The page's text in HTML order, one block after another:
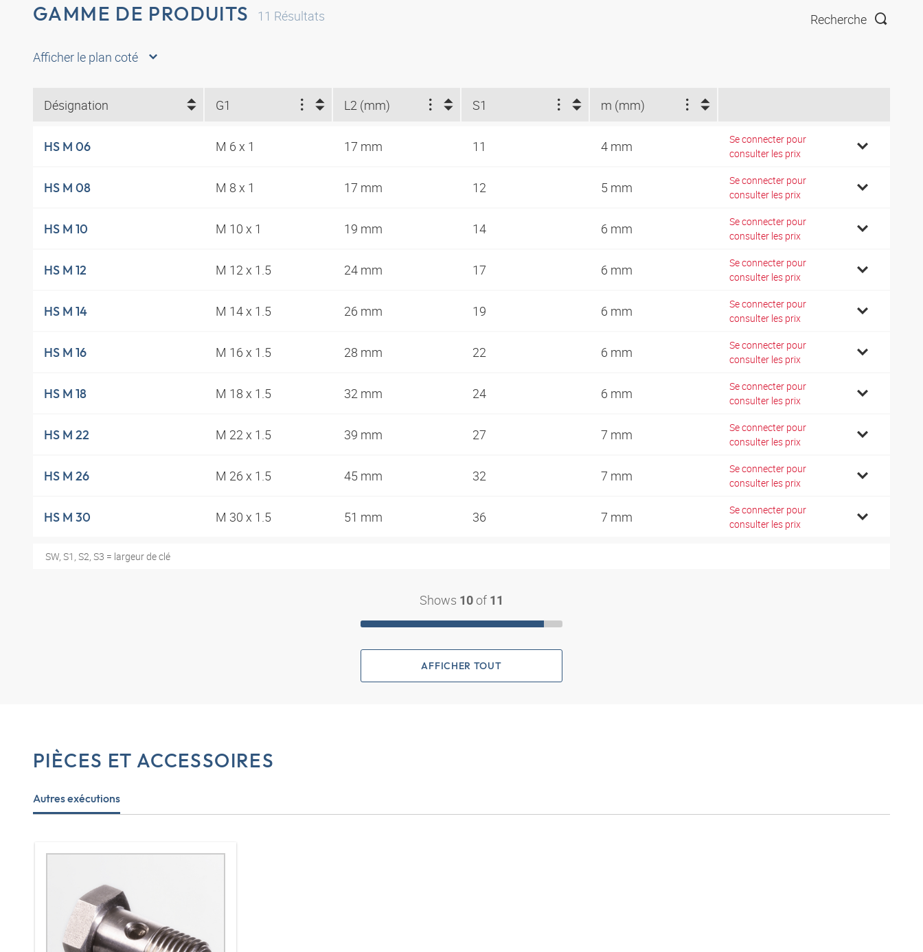
GAMME DE PRODUITS 11 Résultats Recherche
Afficher le plan coté
Désignation G1 L2 (mm) S1 m (mm)
HS M 06 M 6 x 1 17 mm 11 4 mm
Se connecter pour
consulter les prix
HS M 08 M 8 x 1 17 mm 12 5 mm
Se connecter pour
consulter les prix
HS M 10 M 10 x 1 19 mm 14 6 mm
Se connecter pour
consulter les prix
HS M 12 M 12 x 1.5 24 mm 17 6 mm
Se connecter pour
consulter les prix
HS M 14 M 14 x 1.5 26 mm 19 6 mm
Se connecter pour
consulter les prix
HS M 16 M 16 x 1.5 28 mm 22 6 mm
Se connecter pour
consulter les prix
HS M 18 M 18 x 1.5 32 mm 24 6 mm
Se connecter pour
consulter les prix
HS M 22 M 22 x 1.5 39 mm 27 7 mm
Se connecter pour
consulter les prix
HS M 26 M 26 x 1.5 45 mm 32 7 mm
Se connecter pour
consulter les prix
HS M 30 M 30 x 1.5 51 mm 36 7 mm
Se connecter pour
consulter les prix
SW, S1, S2, S3 = largeur de clé
Shows 10 of 11
AFFICHER TOUT
PIÈCES ET ACCESSOIRES
Autres exécutions